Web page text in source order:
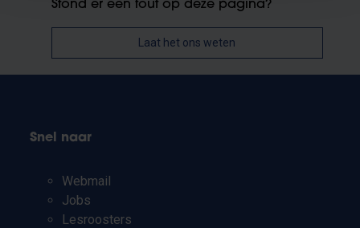
Stond er een fout op deze pagina?
Laat het ons weten
Snel naar
Webmail
Jobs
Lesroosters